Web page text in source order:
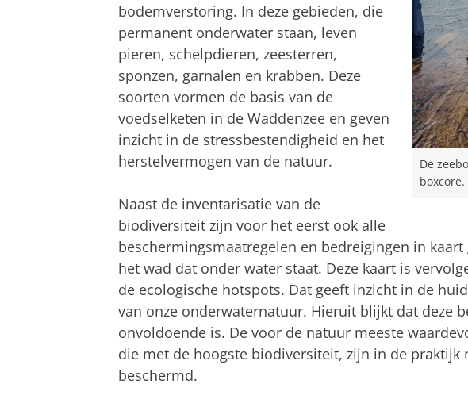
De
bodemverstoring. In deze gebieden, die
permanent onderwater staan, leven
pieren, schelpdieren, zeesterren,
sponzen, garnalen en krabben. Deze
soorten vormen de basis van de
voedselketen in de Waddenzee en geven
inzicht in de stressbestendigheid en het
herstelvermogen van de natuur.
Naast de inventarisatie van de
biodiversiteit zijn voor het eerst ook alle
beschermingsmaatregelen en bedreigingen in
het wad dat onder water staat. Deze kaart is
de ecologische hotspots. Dat geeft inzicht in de
van onze onderwaternatuur. Hieruit blijkt dat deze
onvoldoende is. De voor de natuur meeste
die met de hoogste biodiversiteit, zijn in de praktijk
beschermd.